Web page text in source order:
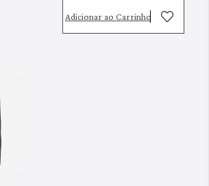
Adicionar ao Carrinho